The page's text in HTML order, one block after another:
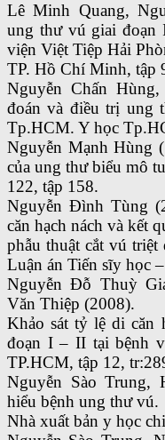
Lê Minh Quang,
ung thư vú giai
viện Việt Tiệp Hải
TP. Hồ Chí Minh, tập
Nguyễn Chấn
đoán và điều trị ung
Tp.HCM. Y học
Nguyễn Mạnh Hùng
của ung thư biểu mô
122, tập 158.
Nguyễn Đình Tùng
căn hạch nách và kết
phẫu thuật cắt vú triệt
Luận án Tiến sĩy học
Nguyễn Đỗ Thuỳ
Văn Thiệp (2008).
Khảo sát tỷ lệ di căn
đoạn I – II tại bệnh
TP.HCM, tập 12,
Nguyễn Sào Trung,
hiểu bệnh ung thư vú.
Nhà xuất bản y học